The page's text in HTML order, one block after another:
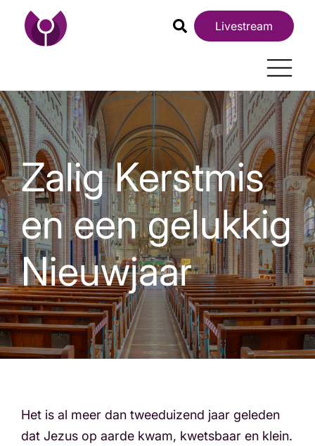
Livestream
Zalig Kerstmis
en een gelukkig
Nieuwjaar
Het is al meer dan tweeduizend jaar geleden
dat Jezus op aarde kwam, kwetsbaar en klein.